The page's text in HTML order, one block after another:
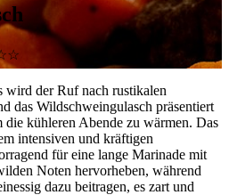
wird der Ruf nach rustikalen
das Wildschweingulasch präsentiert
die kühleren Abende zu wärmen. Das
intensiven und kräftigen
für eine lange Marinade mit
Noten hervorheben, während
dazu beitragen, es zart und